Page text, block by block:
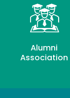
Alumni
Association